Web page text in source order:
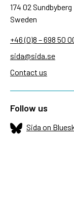
174 02 Sundbyberg
Sweden
+46 (0)8 – 698 50
sida@sida.se
Contact us
Follow us
Sida on